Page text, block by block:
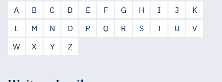
A B C D E F G H I J
K
L
M N O P Q R S T U
V
W
X Y Z